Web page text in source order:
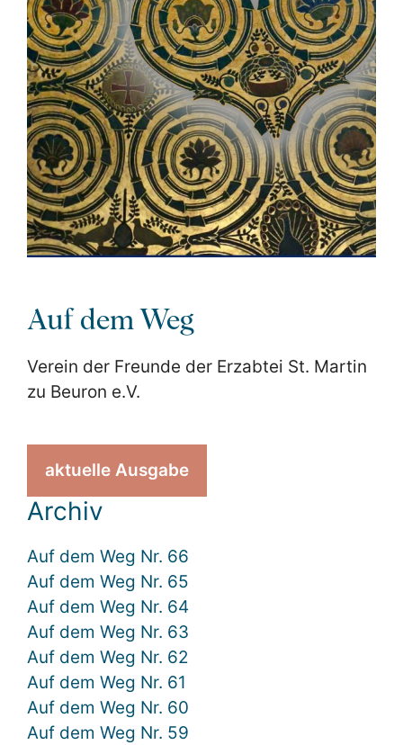
Auf dem Weg
Verein der Freunde der Erzabtei St. Martin
zu Beuron e.V.
aktuelle Ausgabe
Archiv
Auf dem Weg Nr. 66
Auf dem Weg Nr. 65
Auf dem Weg Nr. 64
Auf dem Weg Nr. 63
Auf dem Weg Nr. 62
Auf dem Weg Nr. 61
Auf dem Weg Nr. 60
Auf dem Weg Nr. 59